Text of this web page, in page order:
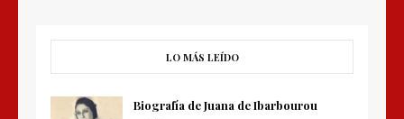
LO MÁS LEÍDO
Biografía de Juana de Ibarbourou